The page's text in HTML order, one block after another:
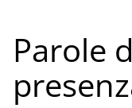
Parole